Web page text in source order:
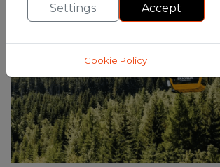
Settings Accept
Cookie Policy